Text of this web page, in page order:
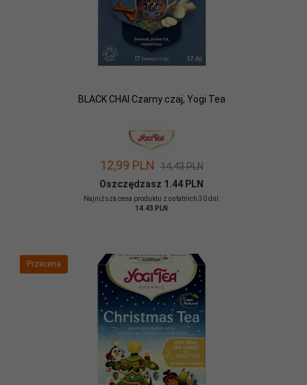
BLACK CHAI Czarny czaj, Yogi Tea
12,99 PLN 14,43 PLN
Oszczędzasz 1.44 PLN
Najniższa cena produktu z ostatnich 30 dni:
14.43 PLN
Przecena